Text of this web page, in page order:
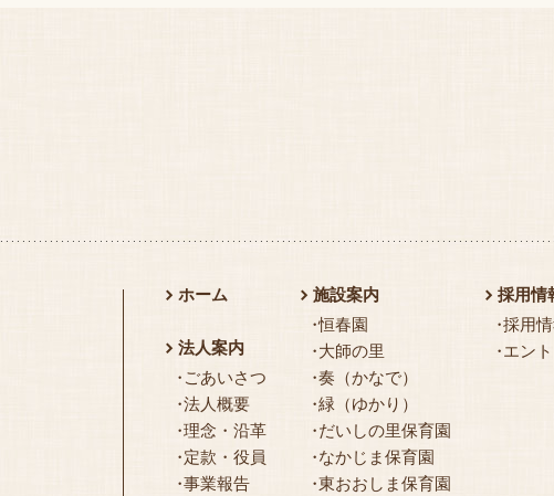
ホーム
法人案内
ごあいさつ
法人概要
理念・沿革
定款・役員
事業報告
施設案内
恒春園
大師の里
奏（かなで）
緑（ゆかり）
だいしの里保育園
なかじま保育園
東おおしま保育園
採用情
採用
エン